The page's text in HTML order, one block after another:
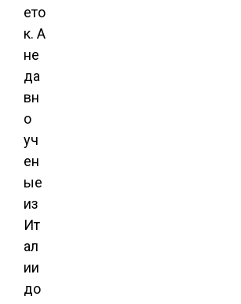
ето
к. А
не
да
вн
о
уч
ен
ые
из
Ит
ал
ии
до